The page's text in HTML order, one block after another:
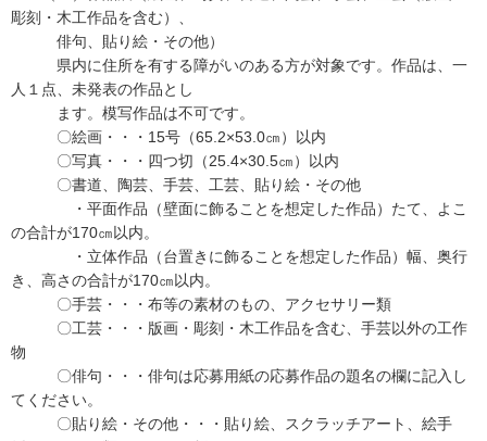
彫刻・木工作品を含む）、
俳句、貼り絵・その他）
県内に住所を有する障がいのある方が対象です。作品は、一
人１点、未発表の作品とし
ます。模写作品は不可です。
〇絵画・・・15号（65.2×53.0㎝）以内
〇写真・・・四つ切（25.4×30.5㎝）以内
〇書道、陶芸、手芸、工芸、貼り絵・その他
・平面作品（壁面に飾ることを想定した作品）たて、よこ
の合計が170㎝以内。
・立体作品（台置きに飾ることを想定した作品）幅、奥行
き、高さの合計が170㎝以内。
〇手芸・・・布等の素材のもの、アクセサリー類
〇工芸・・・版画・彫刻・木工作品を含む、手芸以外の工作
物
〇俳句・・・俳句は応募用紙の応募作品の題名の欄に記入し
てください。
〇貼り絵・その他・・・貼り絵、スクラッチアート、絵手